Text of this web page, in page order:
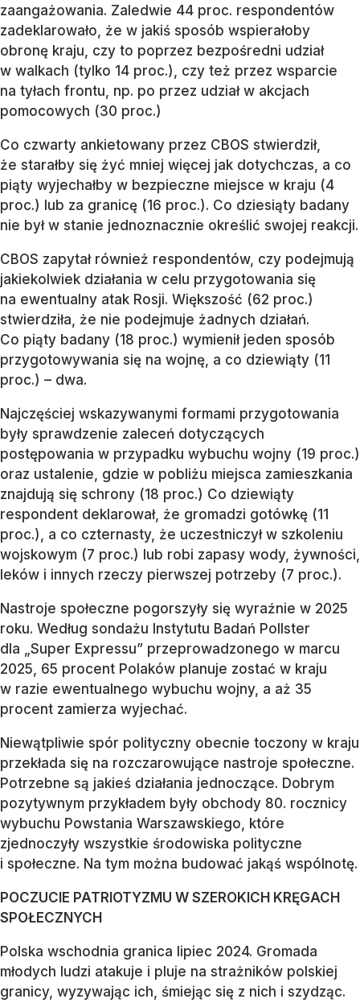
zaangażowania. Zaledwie 44 proc. respondentów
zadeklarowało, że w jakiś sposób wspierałoby
obronę kraju, czy to poprzez bezpośredni udział
w walkach (tylko 14 proc.), czy też przez wsparcie
na tyłach frontu, np. po przez udział w akcjach
pomocowych (30 proc.)
Co czwarty ankietowany przez CBOS stwierdził,
że starałby się żyć mniej więcej jak dotychczas, a co
piąty wyjechałby w bezpieczne miejsce w kraju (4
proc.) lub za granicę (16 proc.). Co dziesiąty badany
nie był w stanie jednoznacznie określić swojej reakcji.
CBOS zapytał również respondentów, czy podejmują
jakiekolwiek działania w celu przygotowania się
na ewentualny atak Rosji. Większość (62 proc.)
stwierdziła, że nie podejmuje żadnych działań.
Co piąty badany (18 proc.) wymienił jeden sposób
przygotowywania się na wojnę, a co dziewiąty (11
proc.) – dwa.
Najczęściej wskazywanymi formami przygotowania
były sprawdzenie zaleceń dotyczących
postępowania w przypadku wybuchu wojny (19 proc.)
oraz ustalenie, gdzie w pobliżu miejsca zamieszkania
znajdują się schrony (18 proc.) Co dziewiąty
respondent deklarował, że gromadzi gotówkę (11
proc.), a co czternasty, że uczestniczył w szkoleniu
wojskowym (7 proc.) lub robi zapasy wody, żywności,
leków i innych rzeczy pierwszej potrzeby (7 proc.).
Nastroje społeczne pogorszyły się wyraźnie w 2025
roku. Według sondażu Instytutu Badań Pollster
dla „Super Expressu” przeprowadzonego w marcu
2025, 65 procent Polaków planuje zostać w kraju
w razie ewentualnego wybuchu wojny, a aż 35
procent zamierza wyjechać.
Niewątpliwie spór polityczny obecnie toczony w kraju
przekłada się na rozczarowujące nastroje społeczne.
Potrzebne są jakieś działania jednoczące. Dobrym
pozytywnym przykładem były obchody 80. rocznicy
wybuchu Powstania Warszawskiego, które
zjednoczyły wszystkie środowiska polityczne
i społeczne. Na tym można budować jakąś wspólnotę.
POCZUCIE PATRIOTYZMU W SZEROKICH KRĘGACH
SPOŁECZNYCH
Polska wschodnia granica lipiec 2024. Gromada
młodych ludzi atakuje i pluje na strażników polskiej
granicy, wyzywając ich, śmiejąc się z nich i szydząc.